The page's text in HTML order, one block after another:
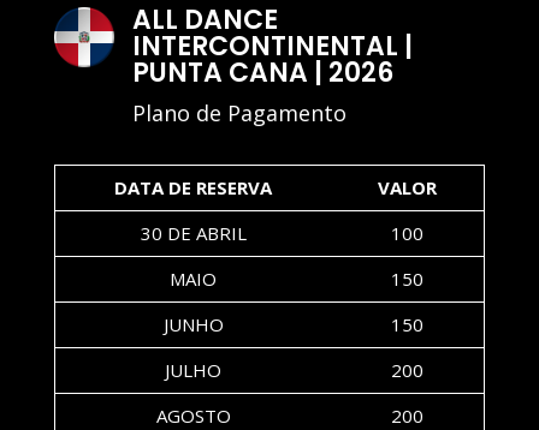
ALL DANCE
INTERCONTINENTAL |
PUNTA CANA | 2026
Plano de Pagamento
DATA DE RESERVA
VALOR
30 DE ABRIL
100
MAIO
150
JUNHO
150
JULHO
200
AGOSTO
200